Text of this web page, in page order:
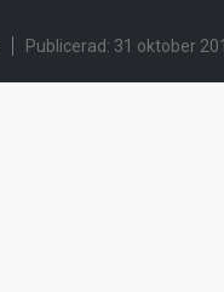
Publicerad: 31 oktober